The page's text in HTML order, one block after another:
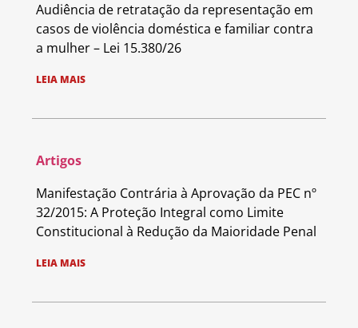
Audiência de retratação da representação em
casos de violência doméstica e familiar contra
a mulher – Lei 15.380/26
LEIA MAIS
Artigos
Manifestação Contrária à Aprovação da PEC nº
32/2015: A Proteção Integral como Limite
Constitucional à Redução da Maioridade Penal
LEIA MAIS